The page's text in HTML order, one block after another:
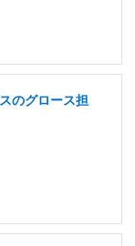
のグロース担